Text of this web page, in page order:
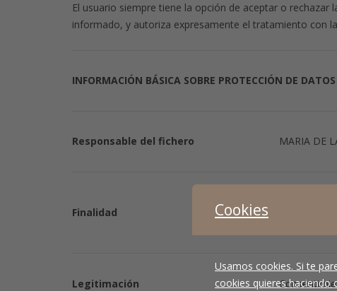
El usuario siempre tiene la opción de aceptar o
informado, y autoriza expresamente el tratamiento con
INFORMACIÓN BÁSICA SOBRE PROTECCIÓN DE DATOS
Responsable del fichero MARIA DE
Finalidad
Legitimación
Cookies
Usamos cookies. Si te
cookies quieres haciendo